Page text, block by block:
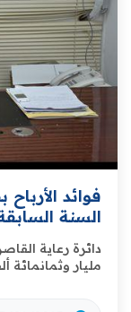
فوائد
السنة
مليار وثمانمائة